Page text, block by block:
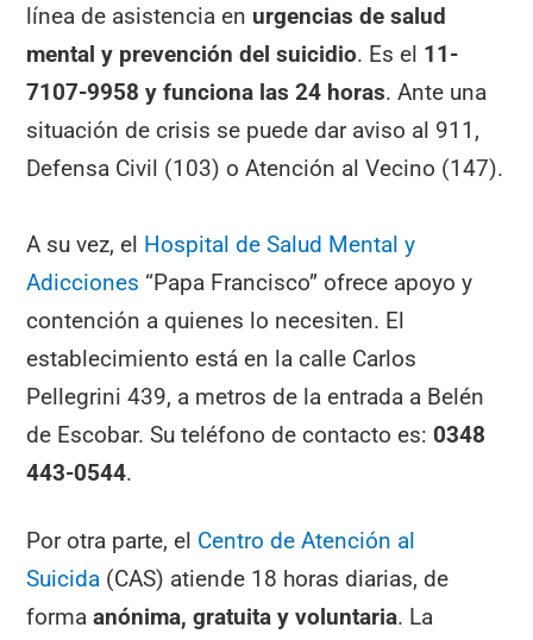
línea de asistencia en urgencias de salud
mental y prevención del suicidio. Es el 11-
7107-9958 y funciona las 24 horas. Ante una
situación de crisis se puede dar aviso al 911,
Defensa Civil (103) o Atención al Vecino (147).
A su vez, el Hospital de Salud Mental y
Adicciones “Papa Francisco” ofrece apoyo y
contención a quienes lo necesiten. El
establecimiento está en la calle Carlos
Pellegrini 439, a metros de la entrada a Belén
de Escobar. Su teléfono de contacto es:0348
443-0544.
Por otra parte, el Centro de Atención al
Suicida (CAS) atiende 18 horas diarias, de
formaanónima, gratuita y voluntaria. La